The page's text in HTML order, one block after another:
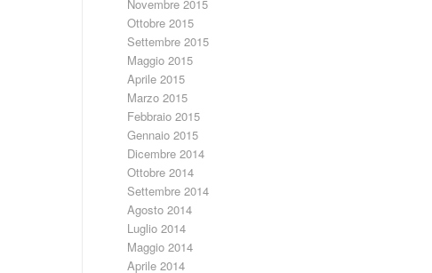
Novembre 2015
Ottobre 2015
Settembre 2015
Maggio 2015
Aprile 2015
Marzo 2015
Febbraio 2015
Gennaio 2015
Dicembre 2014
Ottobre 2014
Settembre 2014
Agosto 2014
Luglio 2014
Maggio 2014
Aprile 2014